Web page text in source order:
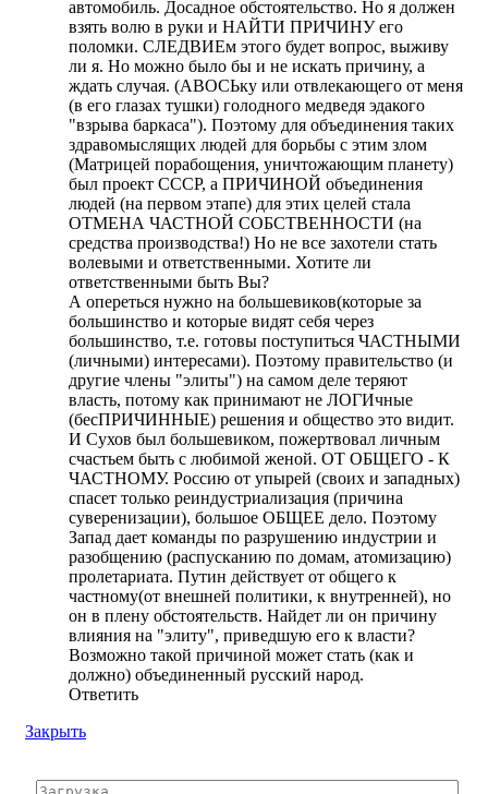
автомобиль. Досадное обстоятельство. Но я должен
взять волю в руки и НАЙТИ ПРИЧИНУ его
поломки. СЛЕДВИЕм этого будет вопрос, выживу
ли я. Но можно было бы и не искать причину, а
ждать случая. (АВОСЬку или отвлекающего от меня
(в его глазах тушки) голодного медведя эдакого
"взрыва баркаса"). Поэтому для объединения таких
здравомыслящих людей для борьбы с этим злом
(Матрицей порабощения, уничтожающим планету)
был проект СССР, а ПРИЧИНОЙ объединения
людей (на первом этапе) для этих целей стала
ОТМЕНА ЧАСТНОЙ СОБСТВЕННОСТИ (на
средства производства!) Но не все захотели стать
волевыми и ответственными. Хотите ли
ответственными быть Вы?
А опереться нужно на большевиков(которые за
большинство и которые видят себя через
большинство, т.е. готовы поступиться ЧАСТНЫМИ
(личными) интересами). Поэтому правительство (и
другие члены "элиты") на самом деле теряют
власть, потому как принимают не ЛОГИчные
(бесПРИЧИННЫЕ) решения и общество это видит.
И Сухов был большевиком, пожертвовал личным
счастьем быть с любимой женой. ОТ ОБЩЕГО - К
ЧАСТНОМУ. Россию от упырей (своих и западных)
спасет только реиндустриализация (причина
суверенизации), большое ОБЩЕЕ дело. Поэтому
Запад дает команды по разрушению индустрии и
разобщению (распусканию по домам, атомизацию)
пролетариата. Путин действует от общего к
частному(от внешней политики, к внутренней), но
он в плену обстоятельств. Найдет ли он причину
влияния на "элиту", приведшую его к власти?
Возможно такой причиной может стать (как и
должно) объединенный русский народ.
Ответить
Закрыть